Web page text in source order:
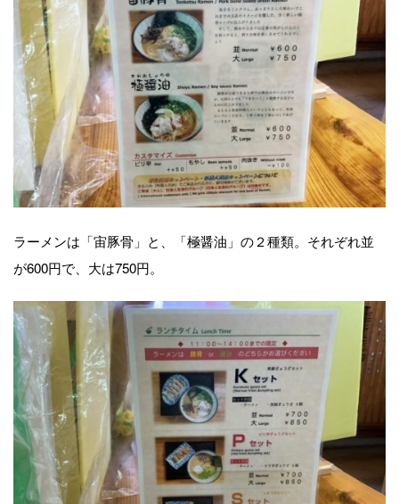
ラーメンは「宙豚骨」と、「極醤油」の２種類。それぞれ並
が600円で、大は750円。